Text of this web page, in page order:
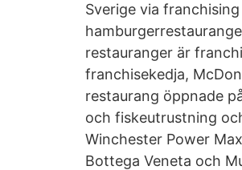
Sverige via
restauranger är
franchisekedja,
restaurang öppnade
och fiskeutrustning
Winchester Power
Bottega Veneta och